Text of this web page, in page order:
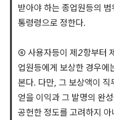
받아야 하는 종업원등의
통령령으로 정한다.
⑥ 사용자등이 제2항부터
업원등에게 보상한 경우에
본다. 다만, 그 보상액이
얻을 이익과 그 발명의 완
공헌한 정도를 고려하지